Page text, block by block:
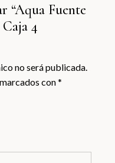
“Aqua Fuente
4
no será publicada.
con*